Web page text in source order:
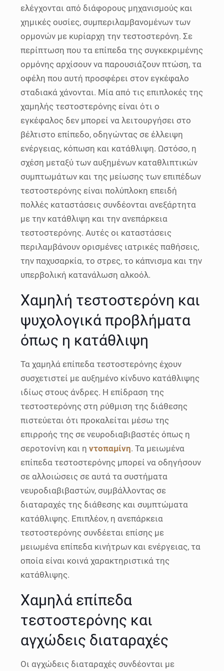
ελέγχονται από διάφορους μηχανισμούς και
χημικές ουσίες, συμπεριλαμβανομένων των
ορμονών με κυρίαρχη την τεστοστερόνη. Σε
περίπτωση που τα επίπεδα της συγκεκριμένης
ορμόνης αρχίσουν να παρουσιάζουν πτώση, τα
οφέλη που αυτή προσφέρει στον εγκέφαλο
σταδιακά χάνονται. Μία από τις επιπλοκές της
χαμηλής τεστοστερόνης είναι ότι ο
εγκέφαλος δεν μπορεί να λειτουργήσει στο
βέλτιστο επίπεδο, οδηγώντας σε έλλειψη
ενέργειας, κόπωση και κατάθλιψη. Ωστόσο, η
σχέση μεταξύ των αυξημένων καταθλιπτικών
συμπτωμάτων και της μείωσης των επιπέδων
τεστοστερόνης είναι πολύπλοκη επειδή
πολλές καταστάσεις συνδέονται ανεξάρτητα
με την κατάθλιψη και την ανεπάρκεια
τεστοστερόνης. Αυτές οι καταστάσεις
περιλαμβάνουν ορισμένες ιατρικές παθήσεις,
την παχυσαρκία, το στρες, το κάπνισμα και την
υπερβολική κατανάλωση αλκοόλ.
Χαμηλή τεστοστερόνη και
ψυχολογικά προβλήματα
όπως η κατάθλιψη
Τα χαμηλά επίπεδα τεστοστερόνης έχουν
συσχετιστεί με αυξημένο κίνδυνο κατάθλιψης
ιδίως στους άνδρες. Η επίδραση της
τεστοστερόνης στη ρύθμιση της διάθεσης
πιστεύεται ότι προκαλείται μέσω της
επιρροής της σε νευροδιαβιβαστές όπως η
σεροτονίνη και η ντοπαμίνη. Τα μειωμένα
επίπεδα τεστοστερόνης μπορεί να οδηγήσουν
σε αλλοιώσεις σε αυτά τα συστήματα
νευροδιαβιβαστών, συμβάλλοντας σε
διαταραχές της διάθεσης και συμπτώματα
κατάθλιψης. Επιπλέον, η ανεπάρκεια
τεστοστερόνης συνδέεται επίσης με
μειωμένα επίπεδα κινήτρων και ενέργειας, τα
οποία είναι κοινά χαρακτηριστικά της
κατάθλιψης.
Χαμηλά επίπεδα
τεστοστερόνης και
αγχώδεις διαταραχές
Οι αγχώδεις διαταραχές συνδέονται με